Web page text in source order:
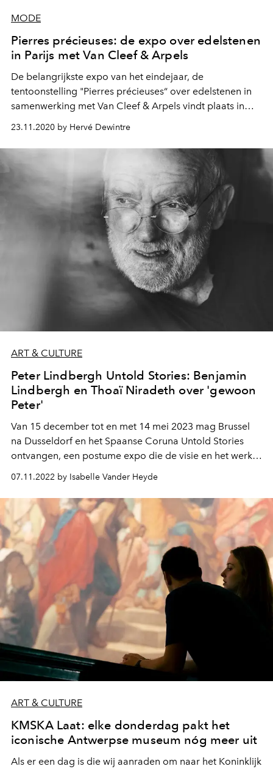
MODE
Pierres précieuses: de expo over edelstenen
in Parijs met Van Cleef & Arpels
De belangrijkste expo van het eindejaar, de
tentoonstelling "Pierres précieuses“ over edelstenen in
samenwerking met Van Cleef & Arpels vindt plaats in
Jardin des Plantes in Parijs. Het belooft een boeiend
dialoog tussen wetenschap, edelstenen en juwelen.
23.11.2020 by Hervé Dewintre
ART & CULTURE
Peter Lindbergh Untold Stories: Benjamin
Lindbergh en Thoaï Niradeth over 'gewoon
Peter'
Van 15 december tot en met 14 mei 2023 mag Brussel
na Dusseldorf en het Spaanse Coruna Untold Stories
ontvangen, een postume expo die de visie en het werk
van meesterfotograaf Peter Lindbergh viert.
07.11.2022 by Isabelle Vander Heyde
ART & CULTURE
KMSKA Laat: elke donderdag pakt het
iconische Antwerpse museum nóg meer uit
Als er een dag is die wij aanraden om naar het Koninklijk